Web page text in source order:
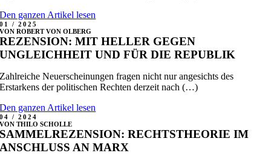
Den ganzen Artikel lesen
01 / 2025
VON ROBERT VON OLBERG
REZENSION: MIT HELLER GEGEN
UNGLEICHHEIT UND FÜR DIE REPUBLIK
Zahlreiche Neuerscheinungen fragen nichtnur angesichts des
Erstarkens der politischenRechten derzeit nach(…)
Den ganzen Artikel lesen
04 / 2024
VON THILO SCHOLLE
SAMMELREZENSION: RECHTSTHEORIE IM
ANSCHLUSS AN MARX